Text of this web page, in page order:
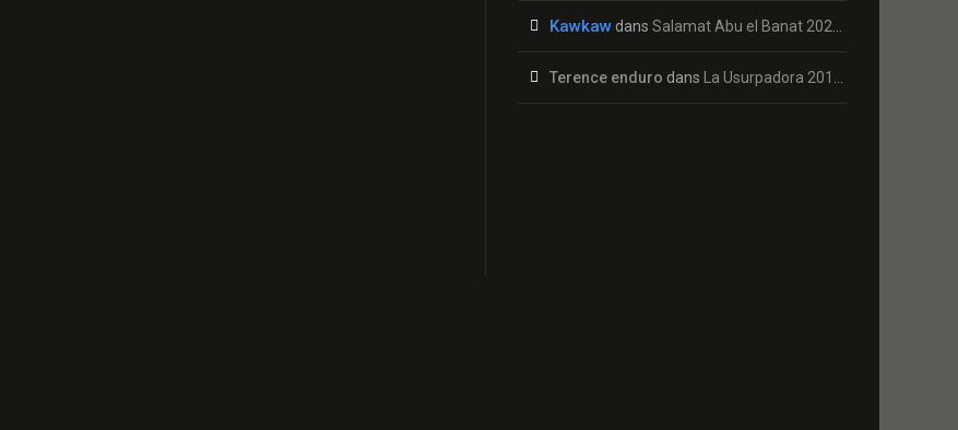
Kawkaw dans Salamat Abu el Banat 2020 en Streaming HD Gratuit !
Terence enduro dans La Usurpadora 2019 en Streaming HD Gratuit !